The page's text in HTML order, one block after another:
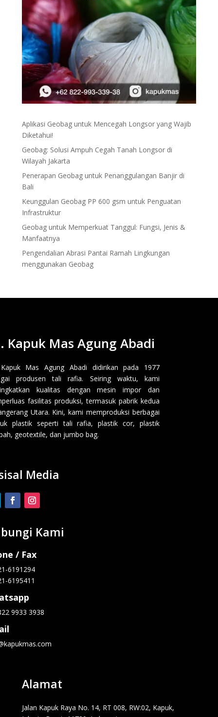
Aplikasi Geobag untuk Mencegah Longsor yang Wajib
Diketahui!
Geobag: Solusi Ampuh Cegah Tanah Longsor di
Wilayah Jakarta
Penerapan Geobag untuk Penanggulangan Banjir di
Bali
Keunggulan Geobag PP 600 gsm untuk Penguatan
Infrastruktur
Geobag untuk Memperkuat Tanggul: Fungsi, Jenis &
Manfaatnya
Pengendalian Abrasi Pantai Ramah Lingkungan
menggunakan Geobag
Kapuk Mas Agung Abadi
Mas Agung Abadi didirikan pada 1977
produsen tali rafia. Seiring waktu, kami
kualitas dengan mesin impor dan
fasilitas produksi, termasuk pabrik kedua
Utara. Kini, kami memproduksi berbagai
plastik seperti tali rafia, plastik cor, plastik
geotextile, dan jumbo bag.
Media
Kami
/ Fax
6191294
6195411
9933 3938
Alamat
Jalan Kapuk Raya No. 14, RT 008, RW:02, Kapuk,